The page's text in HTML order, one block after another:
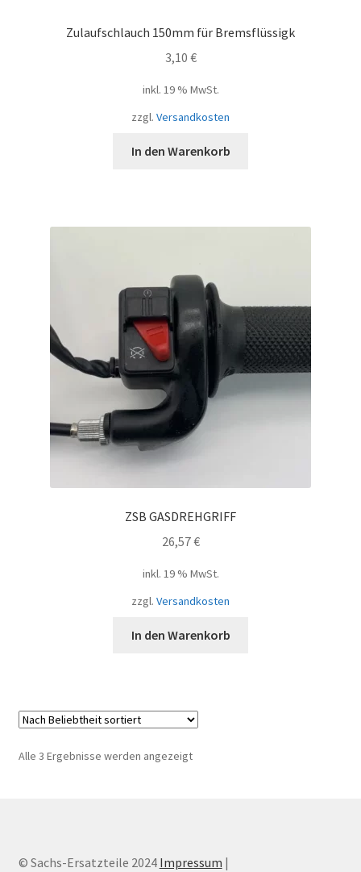
Zulaufschlauch 150mm für Bremsflüssigk
3,10 €
inkl. 19 % MwSt.
zzgl. Versandkosten
In den Warenkorb
ZSB GASDREHGRIFF
26,57€
inkl. 19 % MwSt.
zzgl. Versandkosten
In den Warenkorb
Alle 3 Ergebnisse werden angezeigtNach
© Sachs-Ersatzteile 2024 Impressum |